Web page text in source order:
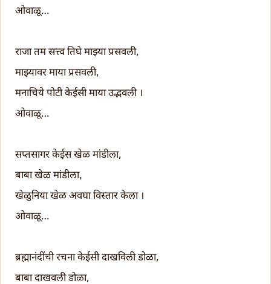
ओवाळू…
राजा तम सत्त्व तिघे माझ्या प्रसवली,
माझ्यावर माया प्रसवली,
मनाचिये पोटी केईसी माया उद्भवली ।
ओवाळू…
सप्तसागर केईस खेळ मांडीला,
बाबा खेळ मांडीला,
खेळुनिया खेळ अवघा विस्तार केला ।
ओवाळू…
ब्रह्मानंदींची रचना केईसी दाखविली डोळा,
बाबा दाखवली डोळा,